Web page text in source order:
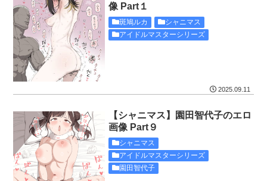
像 Part１
斑鳩ルカ
シャニマス
アイドルマスターシリーズ
2025.09.11
【シャニマス】園田智代子のエロ
画像 Part９
シャニマス
アイドルマスターシリーズ
園田智代子